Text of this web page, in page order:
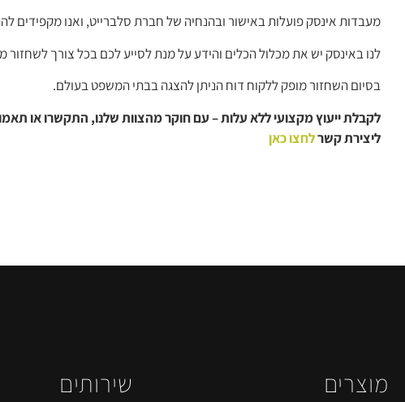
מעבדות אינסק פועלות באישור ובהנחיה של חברת סלברייט, ואנו מקפידים
לנו באינסק יש את מכלול הכלים והידע על מנת לסייע לכם בכל צורך לשחזור
בסיום השחזור מופק ללקוח דוח הניתן להצגה בבתי המשפט בעולם.
לקבלת ייעוץ מקצועי ללא עלות – עם חוקר מהצוות שלנו, התקשרו או
ליצירת קשרלחצו כאן
מוצרים שירותים